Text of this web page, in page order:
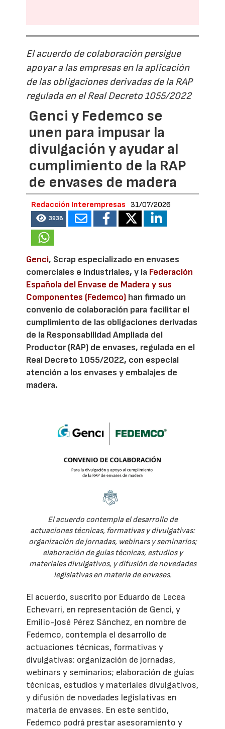
El acuerdo de colaboración persigue
apoyar a las empresas en la aplicación
de las obligaciones derivadas de la RAP
regulada en el Real Decreto 1055/2022
Genci y Fedemco se
unen para impusar la
divulgación y ayudar al
cumplimiento de la RAP
de envases de madera
Redacción Interempresas 31/07/2026
3938
Genci, Scrap especializado en envases
comerciales e industriales, y la Federación
Española del Envase de Madera y sus
Componentes (Fedemco) han firmado un
convenio de colaboración para facilitar el
cumplimiento de las obligaciones derivadas
de la Responsabilidad Ampliada del
Productor (RAP) de envases, regulada en el
Real Decreto 1055/2022, con especial
atención a los envases y embalajes de
madera.
El acuerdo contempla el desarrollo de
actuaciones técnicas, formativas y divulgativas:
organización de jornadas, webinars y seminarios;
elaboración de guías técnicas, estudios y
materiales divulgativos, y difusión de novedades
legislativas en materia de envases.
El acuerdo, suscrito por Eduardo de Lecea
Echevarri, en representación de Genci, y
Emilio-José Pérez Sánchez, en nombre de
Fedemco, contempla el desarrollo de
actuaciones técnicas, formativas y
divulgativas: organización de jornadas,
webinars y seminarios; elaboración de guías
técnicas, estudios y materiales divulgativos,
y difusión de novedades legislativas en
materia de envases. En este sentido,
Fedemco podrá prestar asesoramiento y